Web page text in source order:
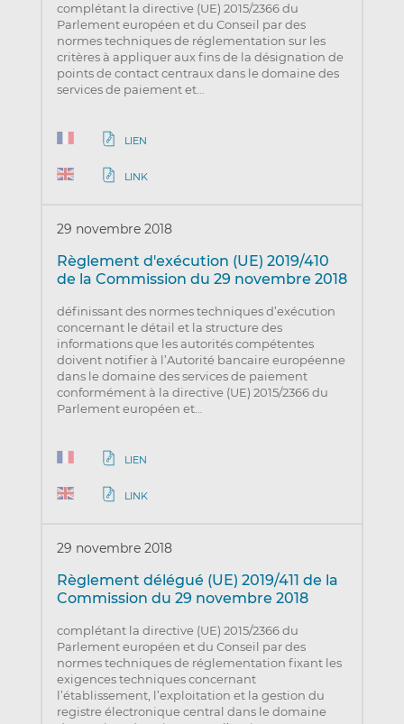
complétant la directive (UE) 2015/2366 du
Parlement européen et du Conseil par des
normes techniques de réglementation sur les
critères à appliquer aux fins de la désignation de
points de contact centraux dans le domaine des
services de paiement et…
LIEN
LINK
29 novembre 2018
Règlement d'exécution (UE) 2019/410
de la Commission du 29 novembre 2018
définissant des normes techniques d’exécution
concernant le détail et la structure des
informations que les autorités compétentes
doivent notifier à l’Autorité bancaire européenne
dans le domaine des services de paiement
conformément à la directive (UE) 2015/2366 du
Parlement européen et…
LIEN
LINK
29 novembre 2018
Règlement délégué (UE) 2019/411 de la
Commission du 29 novembre 2018
complétant la directive (UE) 2015/2366 du
Parlement européen et du Conseil par des
normes techniques de réglementation fixant les
exigences techniques concernant
l’établissement, l’exploitation et la gestion du
registre électronique central dans le domaine